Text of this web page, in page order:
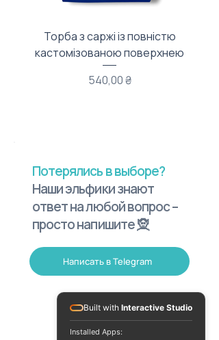
Торба з саржі із повністю
кастомізованою поверхнею
Цена
540,00 ₴
Потерялись в выборе?
Наши эльфики знают
ответ на любой вопрос –
просто напишите 🧝
Написать в Telegram
Built with Interactive Studio
Installed Apps: